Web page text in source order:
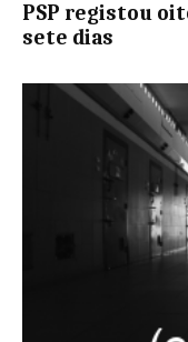
PSP registou
sete dias